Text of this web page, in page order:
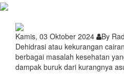
Kamis, 03 Oktober 2024
By
Dehidrasi atau kekurangan
berbagai masalah kesehatan
dampak buruk dari kurangnya